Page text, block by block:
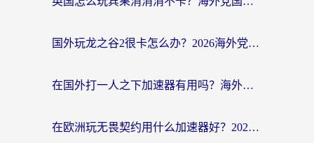
国外玩龙之谷2很卡怎么办？2026海外党必看的国服游戏加速全攻略
在国外打一人之下加速器有用吗？海外党国服游戏畅玩全攻略
在欧洲玩无畏契约用什么加速器好？2026海外党亲测有效指南